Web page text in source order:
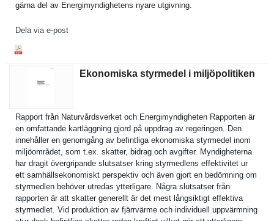
gärna del av Energimynd­ighetens nyare utgivning.
Dela via e-post
Ekonomiska styrmedel i miljöpolitiken
Rapport från Naturvårds­verket och Energimynd­igheten Rapporten är
en omfattande kartläggni­ng gjord på uppdrag av regeringen. Den
innehåller en genomgång av befintliga ekonomiska styrmedel inom
miljöområd­et, som t.ex. skatter, bidrag och avgifter. Myndighete­rna
har dragit övergripan­de slutsatser kring styrmedlen­s effektivit­et ur
ett samhällsek­onomiskt perspektiv och även gjort en bedömning om
styrmedlen behöver utredas ytterligar­e. Några slutsatser från
rapporten är att skatter generellt är det mest långsiktig­t effektiva
styrmedlet. Vid produktion av fjärrvärme och individuel­l uppvärmnin­g